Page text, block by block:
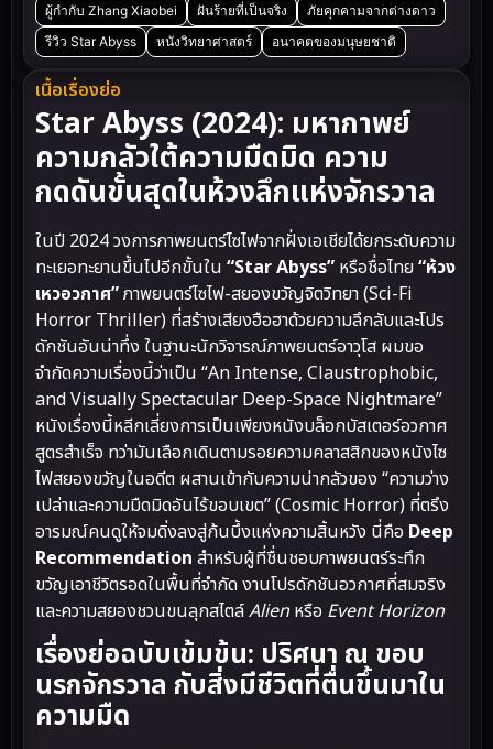
ผู้กำกับ Zhang Xiaobei
ฝันร้ายที่เป็นจริง
ภัยคุกคามจากต่างดาว
รีวิว Star Abyss
หนังวิทยาศาสตร์ อนาคตของมนุษยชาติ
เนื้อเรื่องย่อ
Star Abyss (2024): มหากาพย์
ความกลัวใต้ความมืดมิด ความ
กดดันขั้นสุดในห้วงลึกแห่งจักรวาล
ในปี 2024 วงการภาพยนตร์ไซไฟจากฝั่งเอเชียได้ยกระดับความ
ทะเยอทะยานขึ้นไปอีกขั้นใน “Star Abyss” หรือชื่อไทย“ห้วง
เหวอวกาศ”ภาพยนตร์ไซไฟ-สยองขวัญจิตวิทยา (Sci-Fi
Horror Thriller) ที่สร้างเสียงฮือฮาด้วยความลึกลับและโปร
ดักชันอันน่าทึ่ง ในฐานะนักวิจารณ์ภาพยนตร์อาวุโส ผมขอ
จำกัดความเรื่องนี้ว่าเป็น “An Intense, Claustrophobic,
and Visually Spectacular Deep-Space Nightmare”
หนังเรื่องนี้หลีกเลี่ยงการเป็นเพียงหนังบล็อกบัสเตอร์อวกาศ
สูตรสำเร็จ ทว่ามันเลือกเดินตามรอยความคลาสสิกของหนังไซ
ไฟสยองขวัญในอดีต ผสานเข้ากับความน่ากลัวของ “ความว่าง
เปล่าและความมืดมิดอันไร้ขอบเขต” (Cosmic Horror) ที่ตรึง
อารมณ์คนดูให้จมดิ่งลงสู่ก้นบึ้งแห่งความสิ้นหวัง นี่คือ Deep
Recommendation สำหรับผู้ที่ชื่นชอบภาพยนตร์ระทึก
ขวัญเอาชีวิตรอดในพื้นที่จำกัด งานโปรดักชันอวกาศที่สมจริง
และความสยองชวนขนลุกสไตล์Alienหรือ Event Horizon
เรื่องย่อฉบับเข้มข้น: ปริศนา ณ ขอบ
นรกจักรวาล กับสิ่งมีชีวิตที่ตื่นขึ้นมาใน
ความมืด